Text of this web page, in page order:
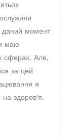
даний момент
маю
сферах. Але,
за цей
я
на здоров'я.